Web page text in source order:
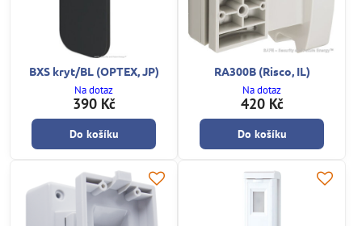
BXS kryt/BL (OPTEX, JP)
Na dotaz
390 Kč
Do košíku
RA300B (Risco, IL)
Na dotaz
420 Kč
Do košíku